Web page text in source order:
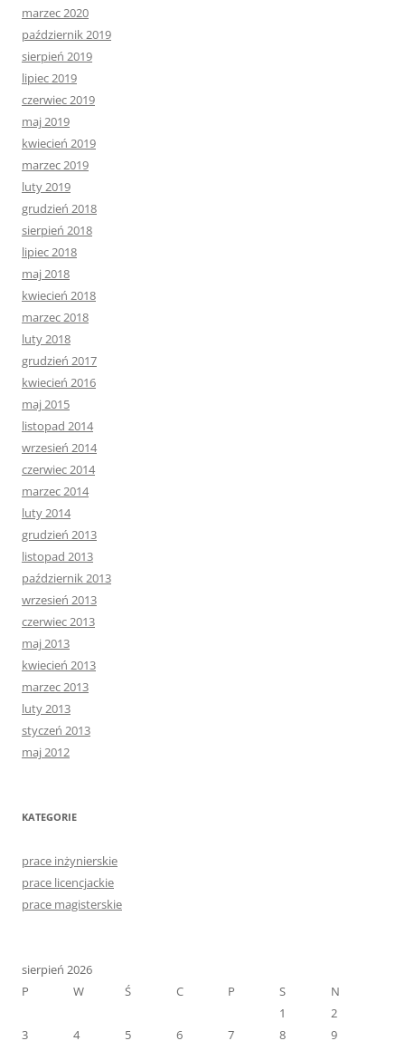
marzec 2020
październik 2019
sierpień 2019
lipiec 2019
czerwiec 2019
maj 2019
kwiecień 2019
marzec 2019
luty 2019
grudzień 2018
sierpień 2018
lipiec 2018
maj 2018
kwiecień 2018
marzec 2018
luty 2018
grudzień 2017
kwiecień 2016
maj 2015
listopad 2014
wrzesień 2014
czerwiec 2014
marzec 2014
luty 2014
grudzień 2013
listopad 2013
październik 2013
wrzesień 2013
czerwiec 2013
maj 2013
kwiecień 2013
marzec 2013
luty 2013
styczeń 2013
maj 2012
KATEGORIE
prace inżynierskie
prace licencjackie
prace magisterskie
sierpień 2026
P
W Ś C P S
N
1
2
3
4 5 6 7 8 9